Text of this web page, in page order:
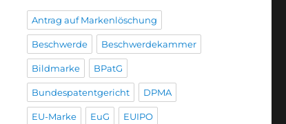
Antrag auf Markenlöschung
Beschwerde Beschwerdekammer
Bildmarke BPatG
Bundespatentgericht DPMA
EU-Marke EuG EUIPO